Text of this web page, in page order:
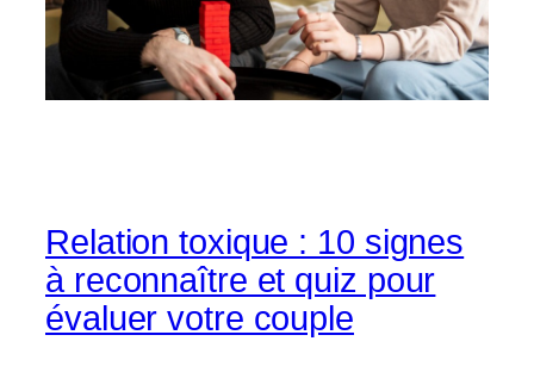
Relation toxique : 10 signes
à reconnaître et quiz pour
évaluer votre couple